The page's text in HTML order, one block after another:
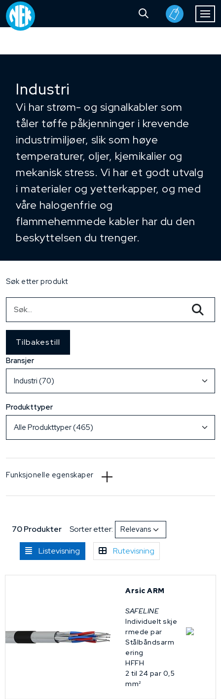
Industri
Vi har strøm- og signalkabler som
tåler tøffe påkjenninger i krevende
industrimiljøer, slik som høye
temperaturer, oljer, kjemikalier og
mekanisk stress. Vi har et godt utvalg
i materialer og yetterkapper, og med
våre halogenfrie og
flammehemmede kabler har du den
beskyttelsen du trenger.
Søk etter produkt
Tilbakestill
Bransjer
Produkttyper
Funksjonelle egenskaper
70 Produkter Sorter etter:
Listevisning Rutevisning
Arsic ARM
SAFELINE
Individuelt skje
rmede par
Stålbåndsarm
ering
HFFH
2 til 24 par 0,5
mm²